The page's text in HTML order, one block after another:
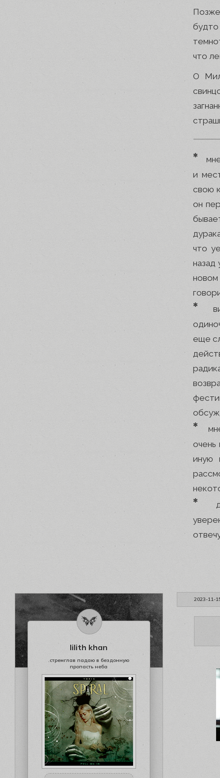
что
О
*
и
свою
он
что
назад
*
еще
*
очень
иную
*
2023-11-
lilith khan
.стремглав падаю в бездонную
пропасть неба